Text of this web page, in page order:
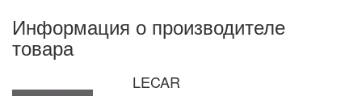
Информация о производителе
товара
LECAR